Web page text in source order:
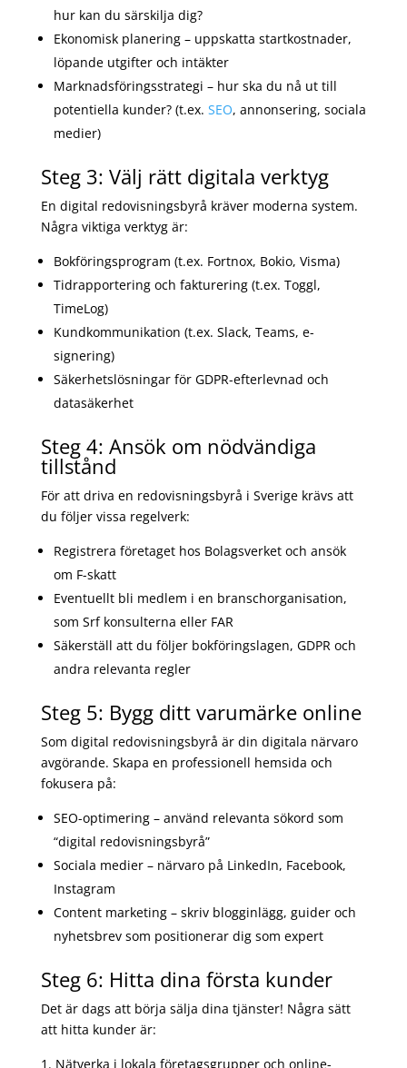
hur kan du särskilja dig?
Ekonomisk planering – uppskatta startkostnader,
löpande utgifter och intäkter
Marknadsföringsstrategi – hur ska du nå ut till
potentiella kunder? (t.ex. SEO, annonsering, sociala
medier)
Steg 3: Välj rätt digitala verktyg
En digital redovisningsbyrå kräver moderna system.
Några viktiga verktyg är:
Bokföringsprogram (t.ex. Fortnox, Bokio, Visma)
Tidrapportering och fakturering (t.ex. Toggl,
TimeLog)
Kundkommunikation (t.ex. Slack, Teams, e-
signering)
Säkerhetslösningar för GDPR-efterlevnad och
datasäkerhet
Steg 4: Ansök om nödvändiga
tillstånd
För att driva en redovisningsbyrå i Sverige krävs att
du följer vissa regelverk:
Registrera företaget hos Bolagsverket och ansök
om F-skatt
Eventuellt bli medlem i en branschorganisation,
som Srf konsulterna eller FAR
Säkerställ att du följer bokföringslagen, GDPR och
andra relevanta regler
Steg 5: Bygg ditt varumärke online
Som digital redovisningsbyrå är din digitala närvaro
avgörande. Skapa en professionell hemsida och
fokusera på:
SEO-optimering – använd relevanta sökord som
“digital redovisningsbyrå”
Sociala medier – närvaro på LinkedIn, Facebook,
Instagram
Content marketing – skriv blogginlägg, guider och
nyhetsbrev som positionerar dig som expert
Steg 6: Hitta dina första kunder
Det är dags att börja sälja dina tjänster! Några sätt
att hitta kunder är:
Nätverka i lokala företagsgrupper och online-